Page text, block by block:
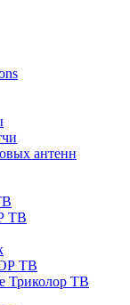
антенн
ТВ
ТВ
Триколор ТВ